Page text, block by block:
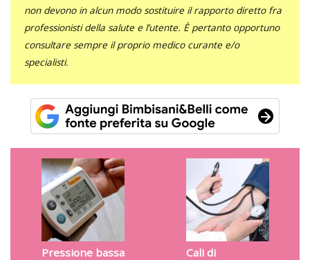
non devono in alcun modo sostituire il rapporto diretto fra
professionisti della salute e l’utente. È pertanto opportuno
consultare sempre il proprio medico curante e/o
specialisti.
Pressione bassa
Cali di